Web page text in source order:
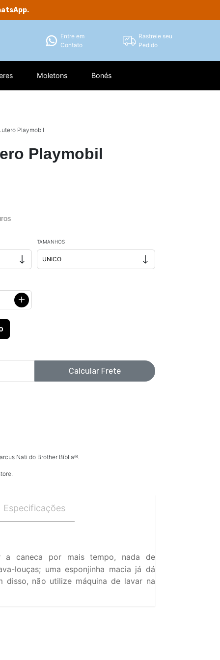
Entre em
Contato
Rastreie seu
Pedido
Moletons Bonés
Playmobil
Playmobil
TAMANHOS
Calcular Frete
Nati do Brother Bíblia®.
Especificações
caneca por mais tempo, nada de
louças; uma esponjinha macia já dá
disso, não utilize máquina de lavar na